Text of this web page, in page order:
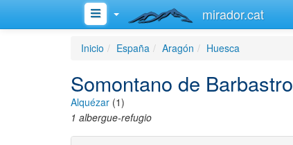
mirador.cat
Inicio España Aragón Huesca
Somontano de Barbastro
Alquézar (1)
1 albergue-refugio